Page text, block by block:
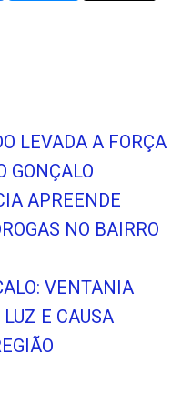
LEVADA A FORÇA
GONÇALO
APREENDE
NO BAIRRO
VENTANIA
E CAUSA